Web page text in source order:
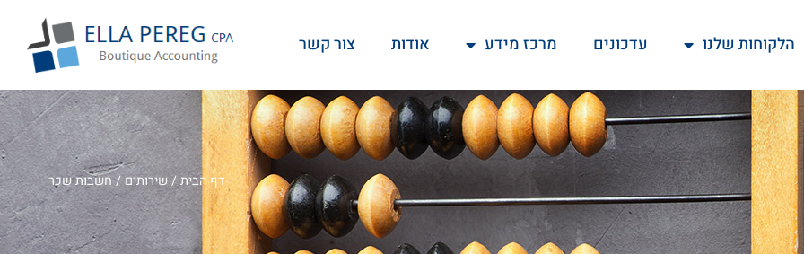
הלקוחות שלנו עדכונים מרכז מידע אודות צור קשר
דף הבית/שירותים/חשבות שכר